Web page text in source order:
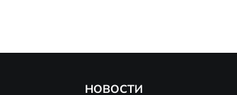
НОВОСТИ